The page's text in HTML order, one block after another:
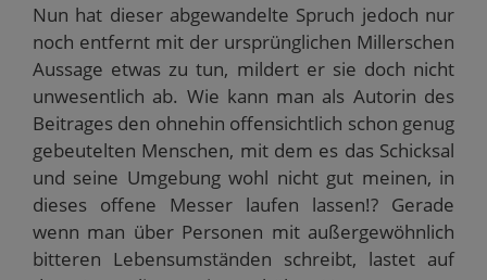
Nun hat dieser abgewandelte Spruch jedoch nur
noch entfernt mit der ursprünglichen Millerschen
Aussage etwas zu tun, mildert er sie doch nicht
unwesentlich ab. Wie kann man als Autorin des
Beitrages den ohnehin offensichtlich schon genug
gebeutelten Menschen, mit dem es das Schicksal
und seine Umgebung wohl nicht gut meinen, in
dieses offene Messer laufen lassen!? Gerade
wenn man über Personen mit außergewöhnlich
bitteren Lebensumständen schreibt, lastet auf